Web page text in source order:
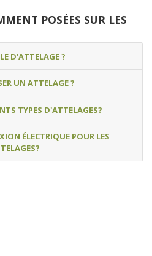
POSÉES SUR LES
D'ATTELAGE ?
UN ATTELAGE ?
TYPES D'ATTELAGES?
ÉLECTRIQUE POUR LES